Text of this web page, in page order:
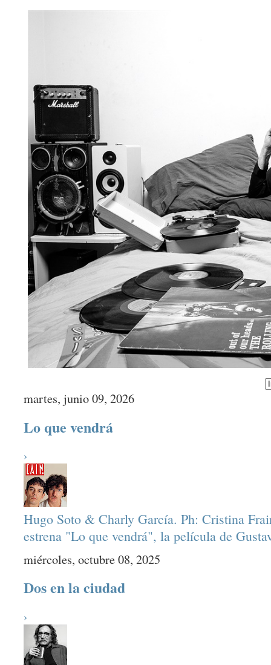
martes, junio 09, 2026
Lo que vendrá
›
Hugo Soto & Charly García. Ph: Cristina
estrena "Lo que vendrá", la película de
miércoles, octubre 08, 2025
Dos en la ciudad
›